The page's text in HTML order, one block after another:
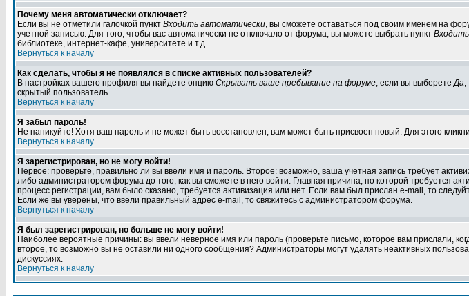
Почему меня автоматически отключает?
Если вы не отметили галочкой пункт Входить автоматически, вы сможете оставаться под своим именем на
учетной записью. Для того, чтобы вас автоматически не отключало от форума, вы можете выбрать пункт
библиотеке, интернет-кафе, университете и т.д.
Вернуться к началу
Как сделать, чтобы я не появлялся в списке активных пользователей?
В настройках вашего профиля вы найдете опцию Скрывать ваше пребывание на форуме, если вы выберетеДа,
скрытый пользователь.
Вернуться к началу
Я забыл пароль!
Не паникуйте! Хотя ваш пароль и не может быть восстановлен, вам может быть присвоен новый. Для этого
Вернуться к началу
Я зарегистрирован, но не могу войти!
Первое: проверьте, правильно ли вы ввели имя и пароль. Второе: возможно, ваша учетная запись требует
либо администратором форума до того, как вы сможете в него войти. Главная причина, по которой
процесс регистрации, вам было сказано, требуется активизация или нет. Если вам был прислан e-mail, то
Если же вы уверены, что ввели правильный адрес e-mail, то свяжитесь с администратором форума.
Вернуться к началу
Я был зарегистрирован, но больше не могу войти!
Наиболее вероятные причины: вы ввели неверное имя или пароль (проверьте письмо, которое вам прислали,
второе, то возможно вы не оставили ни одного сообщения? Администраторы могут удалять неактивных
дискуссиях.
Вернуться к началу